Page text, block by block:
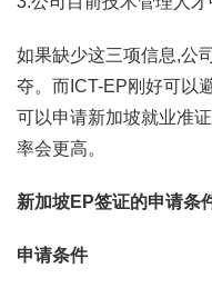
如果缺少这三项信息,公
夺。而ICT-EP刚好可以
可以申请新加坡就业准
率会更高。
新加坡EP签证的申请条
申请条件